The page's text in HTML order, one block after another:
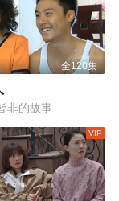
全120集
非的故事